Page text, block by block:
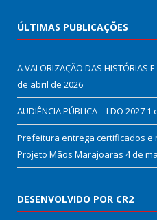
ÚLTIMAS PUBLICAÇÕES
A VALORIZAÇÃO DAS HISTÓRIAS
de abril de 2026
AUDIÊNCIA PÚBLICA – LDO 2027 1
Prefeitura entrega certificados e
Projeto Mãos Marajoaras 4 de
DESENVOLVIDO POR CR2